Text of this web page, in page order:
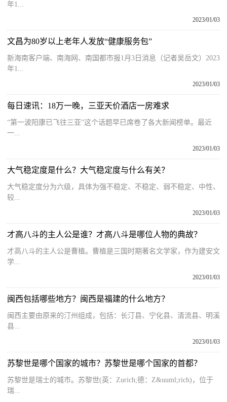
年1...
2023/01/03
文昌为80岁以上老年人发放“健康服务包”
新海南客户端、南海网、南国都市报1月3日消息（记者吴岳文）2023
年1...
2023/01/03
每日速讯：18万一晚，三亚天价酒店一房难求
“第一波阳康已飞往三亚”这个话题早已席卷了各大新闻榜单。最近
一...
2023/01/03
大气稳定度是什么？大气稳定度与什么有关？
大气稳定度分为六级，具体为强不稳定、不稳定、弱不稳定、中性、
较...
2023/01/03
才高八斗的主人公是谁？才高八斗是哪位人物的典故？
才高八斗的主人公是曹植。曹植是三国时期著名文学家，作为建安文
学...
2023/01/03
闽西包括哪些地方？闽西是福建的什么地方？
闽西主要由原来的汀州组成，包括：长汀县、宁化县、清流县、明溪
县...
2023/01/03
苏黎世是哪个国家的城市？苏黎世是哪个国家的首都？
苏黎世是瑞士的城市。苏黎世(英：Zurich;德：Z&uuml;rich)，位于
瑞...